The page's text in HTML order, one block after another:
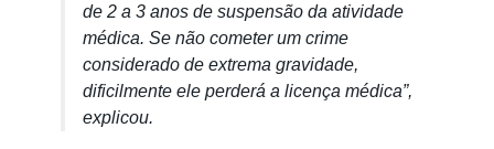
de 2 a 3 anos de suspensão da atividade
médica. Se não cometer um crime
considerado de extrema gravidade,
dificilmente ele perderá a licença médica”,
explicou.